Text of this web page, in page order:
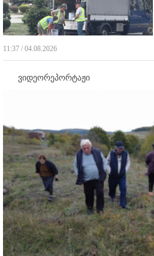
11:37 / 04.08.2026
ვიდეორეპორტაჟი